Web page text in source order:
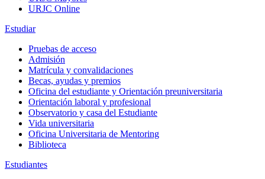
URJC Online
Estudiar
Pruebas de acceso
Admisión
Matrícula y convalidaciones
Becas, ayudas y premios
Oficina del estudiante y Orientación preuniversitaria
Orientación laboral y profesional
Observatorio y casa del Estudiante
Vida universitaria
Oficina Universitaria de Mentoring
Biblioteca
Estudiantes